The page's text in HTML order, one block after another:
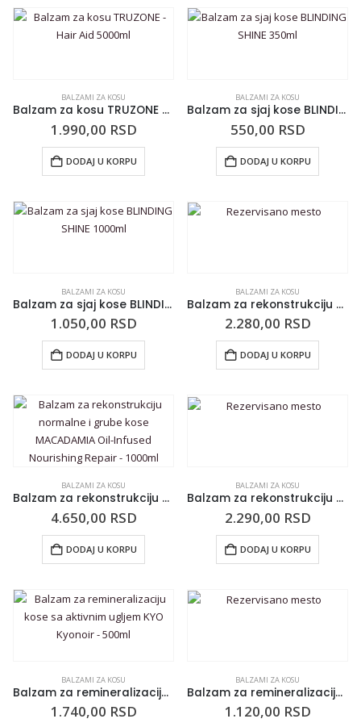
BALZAMI ZA KOSU
Balzam za kosu TRUZONE – Hair Aid 5000ml
1.990,00 RSD
DODAJ U KORPU
BALZAMI ZA KOSU
Balzam za sjaj kose BLINDING SHINE 350ml
550,00 RSD
DODAJ U KORPU
BALZAMI ZA KOSU
Balzam za sjaj kose BLINDING SHINE 1000ml
1.050,00 RSD
DODAJ U KORPU
BALZAMI ZA KOSU
Balzam za rekonstrukciju normalne i grube kose MACADAMIA Oil-Infused Nourishing Repair – 300ml
2.280,00 RSD
DODAJ U KORPU
BALZAMI ZA KOSU
Balzam za rekonstrukciju normalne i grube kose MACADAMIA Oil-Infused Nourishing Repair – 1000ml
4.650,00 RSD
DODAJ U KORPU
BALZAMI ZA KOSU
Balzam za rekonstrukciju kovrdžave kose MACADAMIA Oil-Infused Ultra Rich Repair – 300ml
2.290,00 RSD
DODAJ U KORPU
BALZAMI ZA KOSU
Balzam za remineralizaciju kose sa aktivnim ugljem KYO Kyonoir – 500ml
1.740,00 RSD
BALZAMI ZA KOSU
Balzam za remineralizaciju kose sa aktivnim ugljem KYO Kyonoir – 250ml
1.120,00 RSD